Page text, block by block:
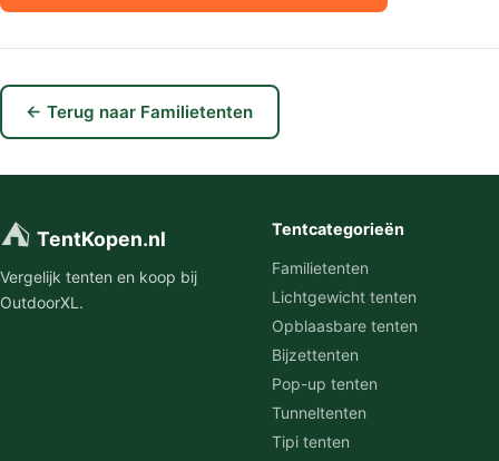
← Terug naar Familietenten
⛺ TentKopen.nl
Vergelijk tenten en koop bij
OutdoorXL.
Tentcategorieën
Familietenten
Lichtgewicht tenten
Opblaasbare tenten
Bijzettenten
Pop-up tenten
Tunneltenten
Tipi tenten